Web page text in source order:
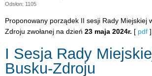
Odsłon: 1105
Proponowany porządek II sesji Rady Miejskiej
Zdroju zwołanej na dzień 23 maja 2024r. [ pdf ].
I Sesja Rady
Busku-Zdroju